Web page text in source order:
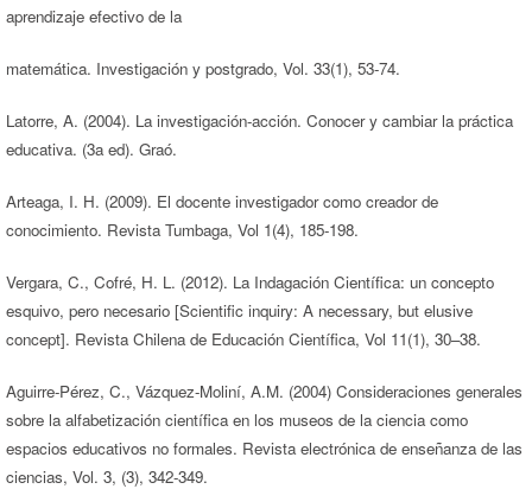
aprendizaje efectivo de la
matemática. Investigación y postgrado, Vol. 33(1), 53-74.
Latorre, A. (2004). La investigación-acción. Conocer y cambiar la práctica
educativa. (3a ed). Graó.
Arteaga, I. H. (2009). El docente investigador como creador de
conocimiento. Revista Tumbaga, Vol 1(4), 185-198.
Vergara, C., Cofré, H. L. (2012). La Indagación Científica: un concepto
esquivo, pero necesario [Scientific inquiry: A necessary, but elusive
concept]. Revista Chilena de Educación Científica, Vol 11(1), 30–38.
Aguirre-Pérez, C., Vázquez-Moliní, A.M. (2004) Consideraciones generales
sobre la alfabetización científica en los museos de la ciencia como
espacios educativos no formales. Revista electrónica de enseñanza de las
ciencias, Vol. 3, (3), 342-349.